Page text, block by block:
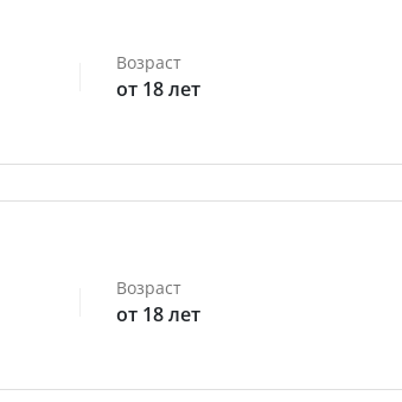
Возраст
от 18 лет
Возраст
от 18 лет